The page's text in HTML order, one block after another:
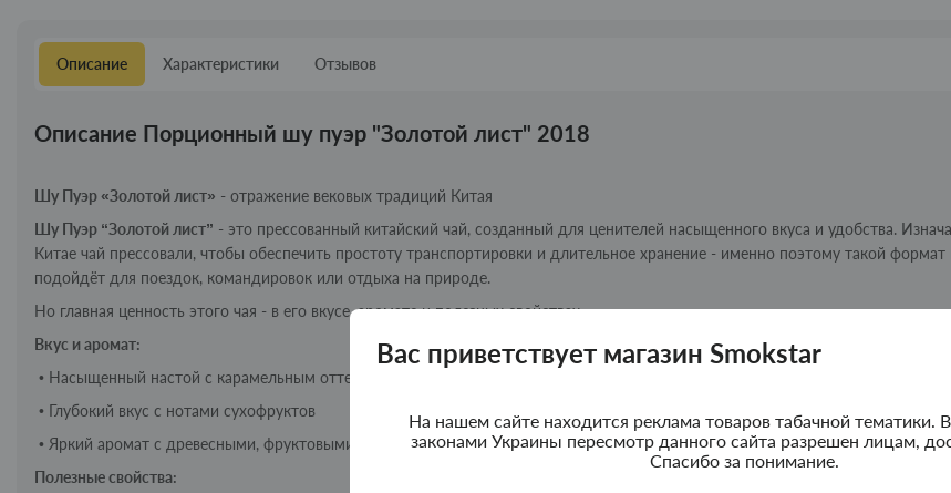
Вас приветствует магазин Smokstar
На нашем сайте находится реклама товаров табачной тематики.
законами Украины пересмотр данного сайта разрешен лицам,
Спасибо за понимание.
Описание Характеристики Отзывов
Описание Порционный шу пуэр "Золотой лист" 2018
Шу Пуэр «Золотой лист» - отражение вековых традиций Китая
Шу Пуэр “Золотой лист” - это прессованный китайский чай, созданный для ценителей насыщенного вкуса и удобства.
Китае чай прессовали, чтобы обеспечить простоту транспортировки и длительное хранение - именно поэтому такой формат
подойдёт для поездок, командировок или отдыха на природе.
Но главная ценность этого чая - в его вкусе, аромате и полезных свойствах.
Вкус и аромат:
• Насыщенный настой с карамельным оттенком
• Глубокий вкус с нотами сухофруктов
• Яркий аромат с древесными, фруктовыми и орехово-медовыми акцентами
Полезные свойства: